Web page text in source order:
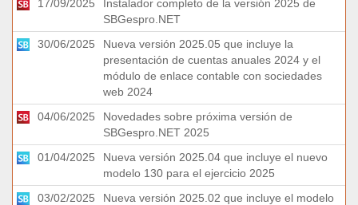
17/09/2025
Instalador completo de la versión 2025 de
SBGespro.NET
30/06/2025
Nueva versión 2025.05 que incluye la
presentación de cuentas anuales 2024 y el
módulo de enlace contable con sociedades
web 2024
04/06/2025
Novedades sobre próxima versión de
SBGespro.NET 2025
01/04/2025
Nueva versión 2025.04 que incluye el nuevo
modelo 130 para el ejercicio 2025
03/02/2025
Nueva versión 2025.02 que incluye el modelo